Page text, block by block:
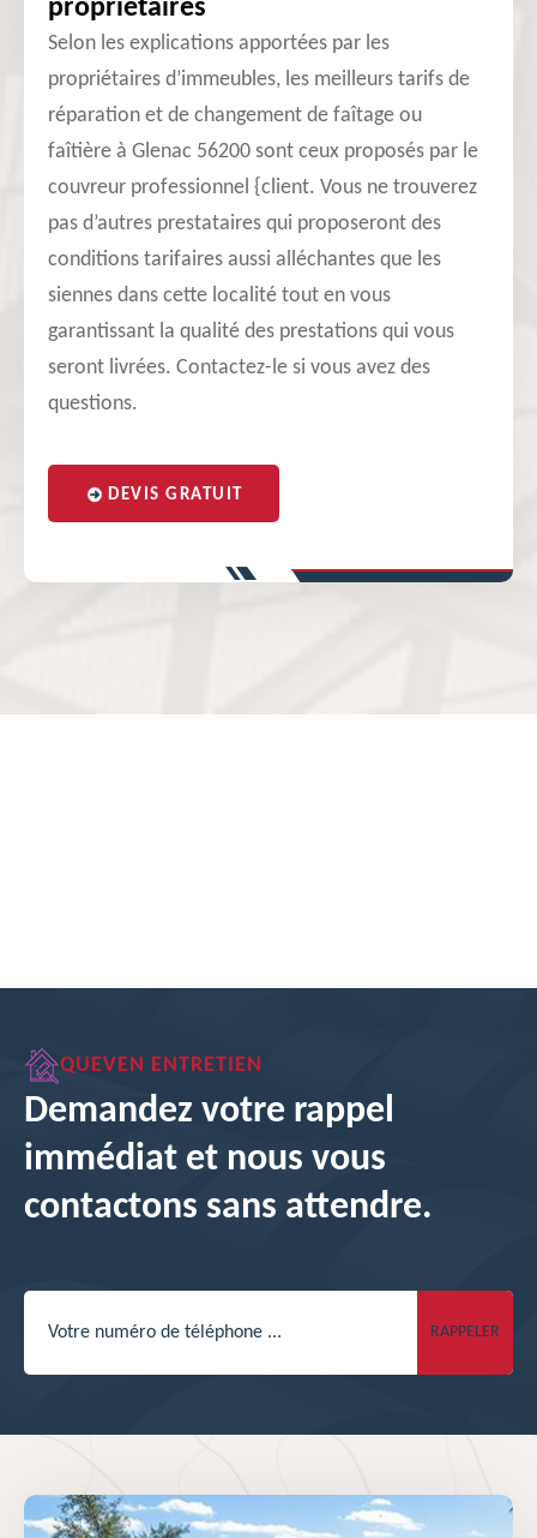
propriétaires
Selon les explications apportées par les
propriétaires d’immeubles, les meilleurs tarifs de
réparation et de changement de faîtage ou
faîtière à Glenac 56200 sont ceux proposés par le
couvreur professionnel {client. Vous ne trouverez
pas d’autres prestataires qui proposeront des
conditions tarifaires aussi alléchantes que les
siennes dans cette localité tout en vous
garantissant la qualité des prestations qui vous
seront livrées. Contactez-le si vous avez des
questions.
DEVIS GRATUIT
QUEVEN ENTRETIEN
Demandez votre rappel
immédiat et nous vous
contactons sans attendre.